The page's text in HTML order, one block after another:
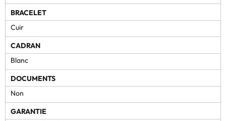
BRACELET
Cuir
CADRAN
Blanc
DOCUMENTS
Non
GARANTIE